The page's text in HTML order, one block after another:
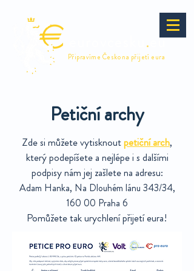
. eu
Připravíme Česko na přijetí eura
Petiční archy
Zde si můžete vytisknoutpetiční arch,
který podepíšete a nejlépe i s dalšími
podpisy nám jej zašlete na adresu:
Adam Hanka, Na Dlouhém lánu 343/34,
160 00 Praha 6
Pomůžete tak urychlení přijetí eura!